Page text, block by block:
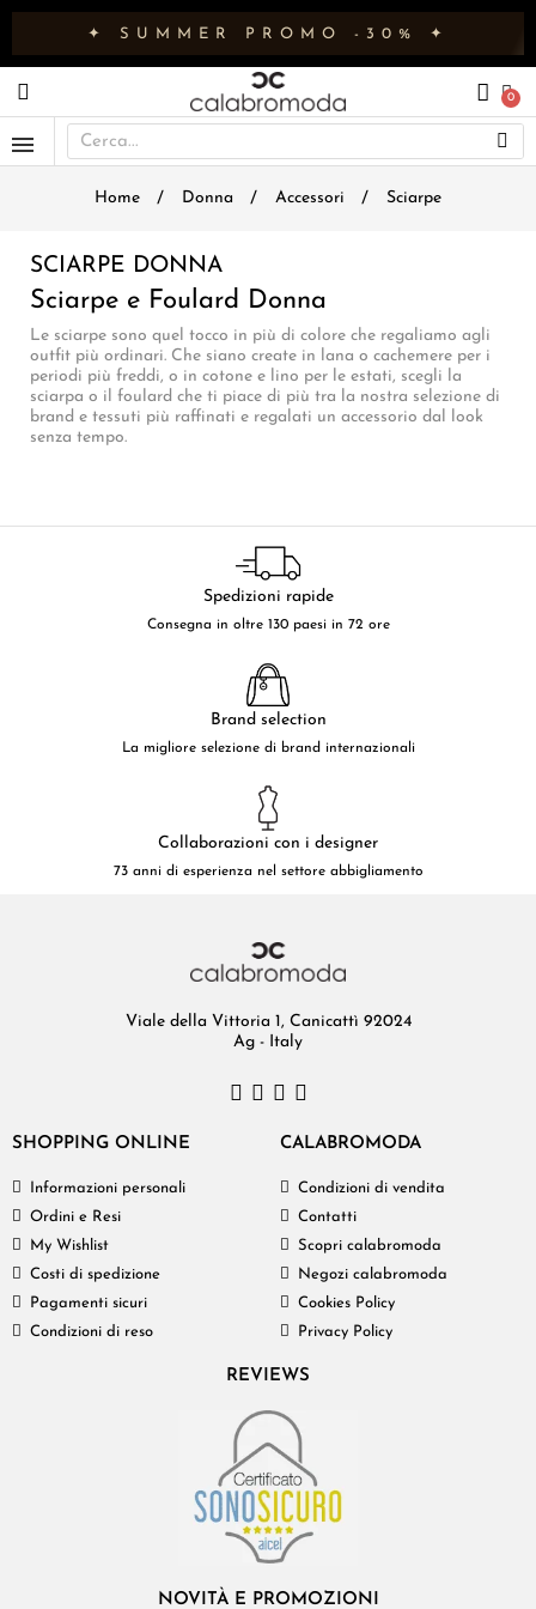
✦ SUMMER PROMO -30% ✦
Home Donna Accessori Sciarpe
SCIARPE DONNA
Sciarpe e Foulard Donna
Le sciarpe sono quel tocco in più di colore che regaliamo agli
outfit più ordinari. Che siano create in lana o cachemere per i
periodi più freddi, o in cotone e lino per le estati, scegli la
sciarpa o il foulard che ti piace di più tra la nostra selezione di
brand e tessuti più raffinati e regalati un accessorio dal look
senza tempo.
Spedizioni rapide
Consegna in oltre 130 paesi in 72 ore
Brand selection
La migliore selezione di brand internazionali
Collaborazioni con i designer
73 anni di esperienza nel settore abbigliamento
Viale della Vittoria 1, Canicattì 92024
Ag - Italy
SHOPPING ONLINE
Informazioni personali
Ordini e Resi
My Wishlist
Costi di spedizione
Pagamenti sicuri
Condizioni di reso
CALABROMODA
Condizioni di vendita
Contatti
Scopri calabromoda
Negozi calabromoda
Cookies Policy
Privacy Policy
REVIEWS
NOVITÀ E PROMOZIONI